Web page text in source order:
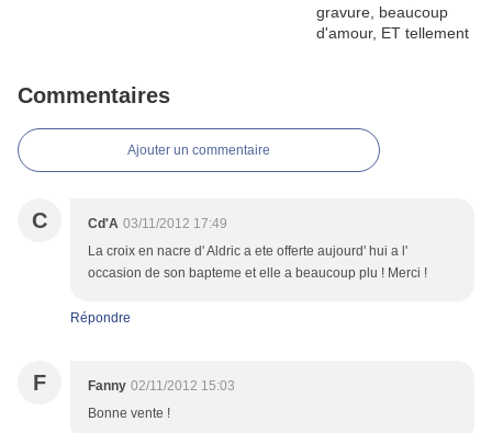
Commentaires
Ajouter un commentaire
C Cd'A 03/11/2012 17:49
La croix en nacre d' Aldric a ete offerte aujourd' hui a l'
occasion de son bapteme et elle a beaucoup plu ! Merci !
Répondre
F Fanny 02/11/2012 15:03
Bonne vente !